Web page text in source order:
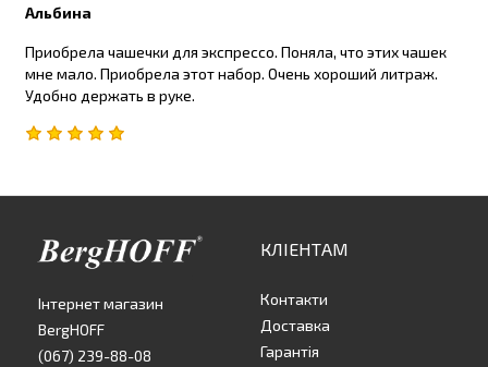
Альбина
Приобрела чашечки для экспрессо. Поняла, что этих чашек
мне мало. Приобрела этот набор. Очень хороший литраж.
Удобно держать в руке.
Інтернет магазин
BergHOFF
(067) 239-88-08
КЛІЕНТАМ
Контакти
Доставка
Гарантія